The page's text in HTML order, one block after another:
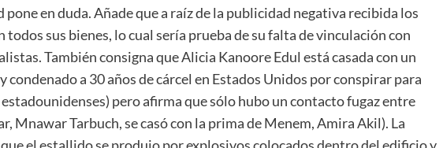
en duda. Añade que a raíz de la publicidad negativa recibida los
sus bienes, lo cual sería prueba de su falta de vinculación con
También consigna que Alicia Kanoore Edul está casada con un
condenado a 30 años de cárcel en Estados Unidos por conspirar para
pero afirma que sólo hubo un contacto fugaz entre
Mnawar Tarbuch, se casó con la prima de Menem, Amira Akil). La
el estallido se produjo por explosivos colocados dentro del edificio y